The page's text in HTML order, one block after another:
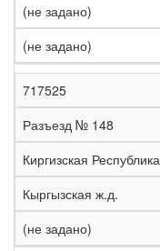
(не задано)
(не задано)
717525
Разъезд № 148
Киргизская Республика
Кыргызская ж.д.
(не задано)